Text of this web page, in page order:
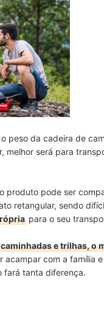
peso da cadeira de
melhor será para
produto pode ser
retangular, sendo
para o seu
e trilhas, o
acampar com a família
fará tanta diferença.